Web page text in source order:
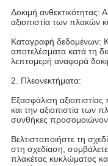
Δοκιμή ανθεκτικότητας:
αξιοπιστία των πλακών
Καταγραφή δεδομένων:
αποτελέσματα κατά τη
λεπτομερή αναφορά
2. Πλεονεκτήματα:
Εξασφάλιση
και την αξιοπιστία των
συνθήκες
Βελτιστοποιήστε τη
στη σχεδίαση,
πλακέτας κυκλώματος